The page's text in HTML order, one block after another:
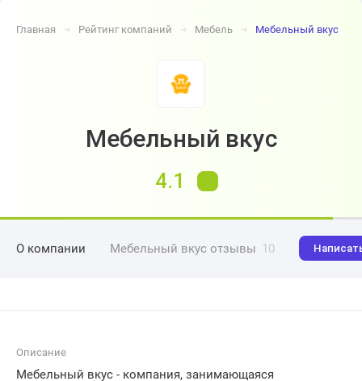
Главная ➔ Рейтинг компаний ➔ Мебель ➔ Мебельный вкус
Мебельный вкус
4.1
О компании Мебельный вкус отзывы 10
Описание
Мебельный вкус - компания, занимающаяся